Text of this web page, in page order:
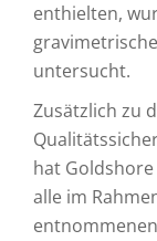
enthielten,
untersucht.
Zusätzlich zu
hat
alle im